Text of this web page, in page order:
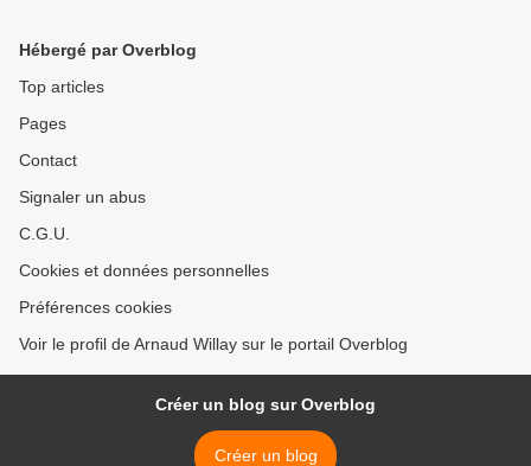
Hébergé par Overblog
Top articles
Pages
Contact
Signaler un abus
C.G.U.
Cookies et données personnelles
Préférences cookies
Voir le profil de Arnaud Willay sur le portail Overblog
Créer un blog sur Overblog
Créer un blog